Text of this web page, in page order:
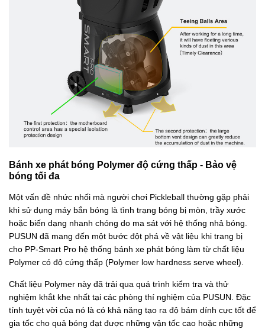
Bánh xe phát bóng Polymer độ cứng thấp - Bảo vệ
bóng tối đa
Một vấn đề nhức nhối mà người chơi Pickleball thường gặp phải
khi sử dụng máy bắn bóng là tình trạng bóng bị mòn, trầy xước
hoặc biến dạng nhanh chóng do ma sát với hệ thống nhả bóng.
PUSUN đã mang đến một bước đột phá về vật liệu khi trang bị
cho PP-Smart Pro hệ thống bánh xe phát bóng làm từ chất liệu
Polymer có độ cứng thấp (Polymer low hardness serve wheel).
Chất liệu Polymer này đã trải qua quá trình kiểm tra và thử
nghiệm khắt khe nhất tại các phòng thí nghiệm của PUSUN. Đặc
tính tuyệt vời của nó là có khả năng tạo ra độ bám dính cực tốt để
gia tốc cho quả bóng đạt được những vận tốc cao hoặc những